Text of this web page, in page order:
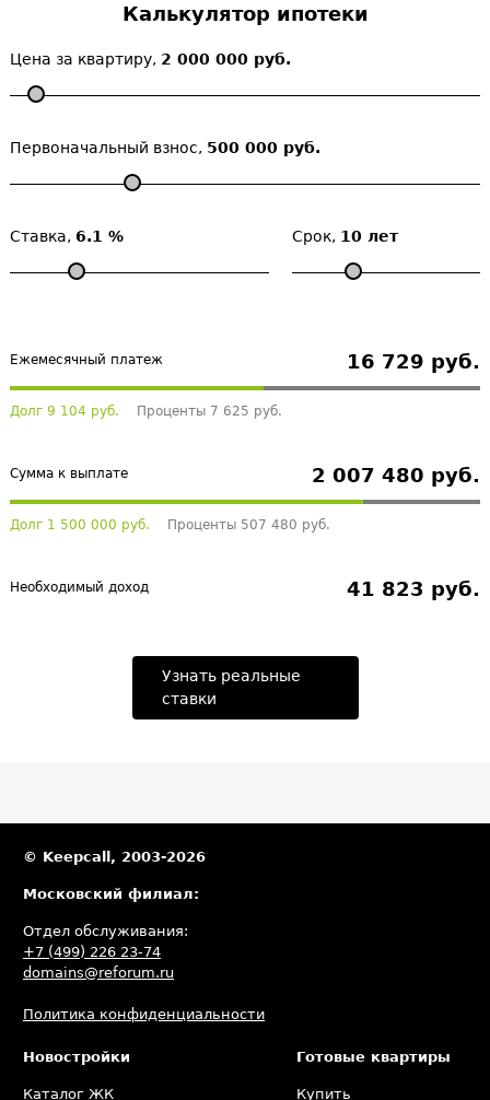
Калькулятор ипотеки
Цена за квартиру, 2 000 000 руб.
Первоначальный взнос, 500 000 руб.
Ставка, 6.1 % Срок, 10 лет
Ежемесячный платеж 16 729 руб.
Долг 9 104 руб. Проценты 7 625 руб.
Сумма к выплате 2 007 480 руб.
Долг 1 500 000 руб. Проценты 507 480 руб.
Необходимый доход 41 823 руб.
Узнать реальные
ставки
© Keepcall, 2003-2026
Московский филиал:
Отдел обслуживания:
+7 (499) 226 23-74
domains@reforum.ru
Политика конфиденциальности
Новостройки
Каталог ЖК
Готовые квартиры
Купить